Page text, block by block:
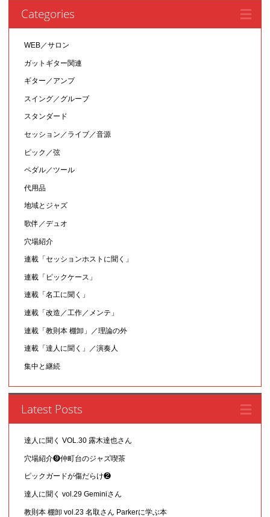
Categories
WEB／サロン
ガットギター関連
ギター／アンプ
スイング／グルーブ
スタンダード
セッション／ライブ／音源
ピック／弦
ペダル／ツール
代用品
地域とジャズ
歌伴／デュオ
穴場紹介
連載「セッションホストに聞く」
連載「ピックケース」
連載「名工に聞く」
連載「改造／工作／メンテ」
連載「教則本 棚卸」／理論の外
連載「達人に聞く」／演奏人
集中と継続
Latest Posts
達人に聞く VOL.30 露木達也さん
穴場紹介❾仲町台のジャズ喫茶
ピックガードが傷だらけ❷
達人に聞く vol.29 Geminiさん
教則本 棚卸 vol.23 名取さん Parkerに学ぶ本